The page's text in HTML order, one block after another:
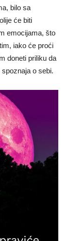
bilo sa
će biti
emocijama, što
iako će proći
doneti priliku da
o sebi.